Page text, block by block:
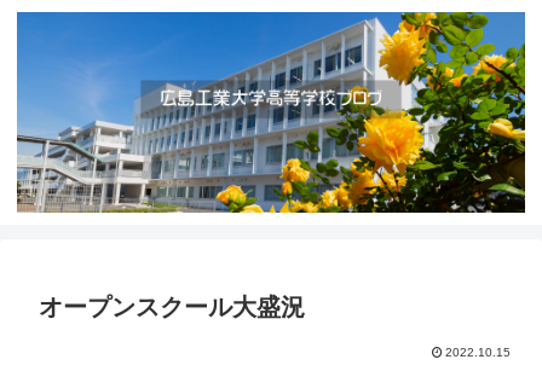
オープンスクール大盛況
2022.10.15